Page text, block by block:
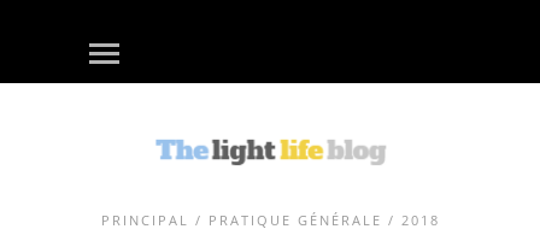
PRINCIPAL / PRATIQUE GÉNÉRALE / 2018